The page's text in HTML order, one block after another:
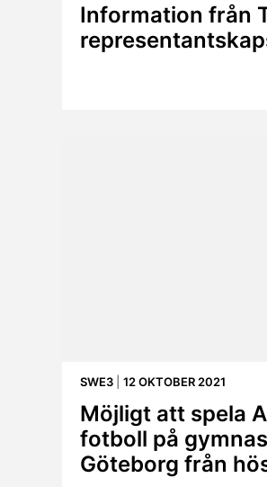
Information från
SWE3 12 OKTOBER 2021
Möjligt att spela
fotboll på
Göteborg från